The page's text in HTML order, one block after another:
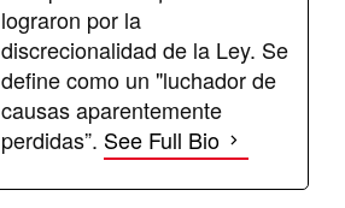
lograron por la
discrecionalidad de la Ley. Se
define como un "luchador de
causas aparentemente
perdidas”. See Full Bio